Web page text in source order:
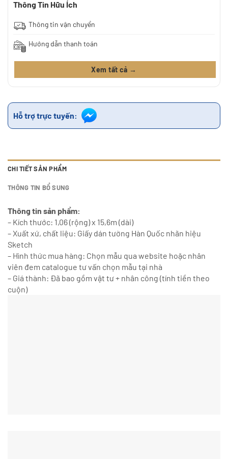
Thông Tin Hữu Ích
Thông tin vận chuyển
Hướng dẫn thanh toán
Xem tất cả →
Hỗ trợ trực tuyến:
CHI TIẾT SẢN PHẨM
THÔNG TIN BỔ SUNG
Thông tin sản phẩm:
– Kích thước: 1,06 (rộng) x 15,6m (dài)
– Xuất xứ, chất liệu: Giấy dán tường Hàn Quốc nhãn hiệu
Sketch
– Hình thức mua hàng: Chọn mẫu qua website hoặc nhân
viên đem catalogue tư vấn chọn mẫu tại nhà
– Giá thành: Đã bao gồm vật tư + nhân công (tính tiền theo
cuộn)